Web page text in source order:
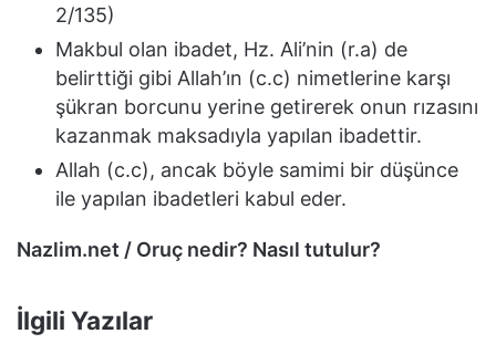
2/135)
Makbul olan ibadet, Hz. Ali’nin (r.a) de
belirttiği gibi Allah’ın (c.c) nimetlerine karşı
şükran borcunu yerine getirerek onun rızasını
kazanmak maksadıyla yapılan ibadettir.
Allah (c.c), ancak böyle samimi bir düşünce
ile yapılan ibadetleri kabul eder.
Nazlim.net / Oruç nedir? Nasıl tutulur?
İlgili Yazılar